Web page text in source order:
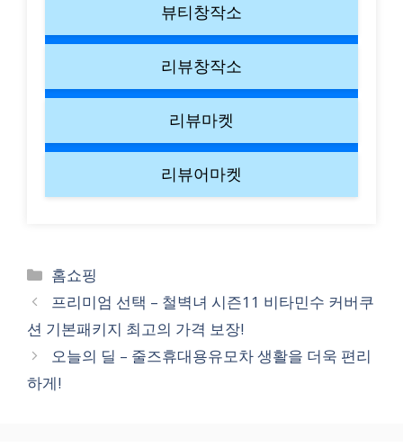
뷰티창작소
리뷰창작소
리뷰마켓
리뷰어마켓
Categories
홈쇼핑
프리미엄 선택 – 철벽녀 시즌11 비타민수 커버쿠
션 기본패키지 최고의 가격 보장!
오늘의 딜 – 줄즈휴대용유모차 생활을 더욱 편리
하게!